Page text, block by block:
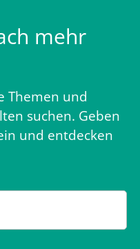
mehr
Themen und
suchen. Geben
und entdecken